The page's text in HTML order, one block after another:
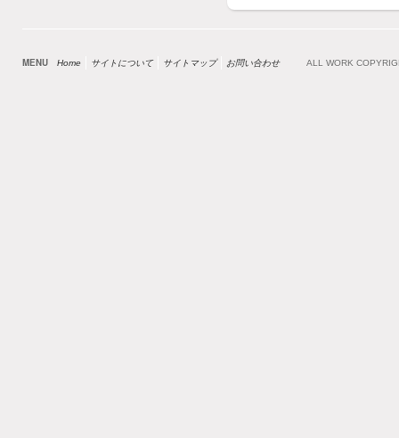
MENU Home サイトについて サイトマップ お問い合わせ ALL WORK